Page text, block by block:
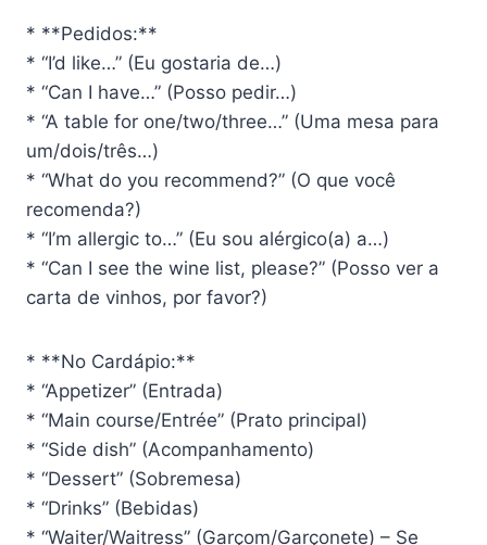
* **Pedidos:**
* “I’d like…” (Eu gostaria de…)
* “Can I have…” (Posso pedir…)
* “A table for one/two/three…” (Uma mesa para
um/dois/três…)
* “What do you recommend?” (O que você
recomenda?)
* “I’m allergic to…” (Eu sou alérgico(a) a…)
* “Can I see the wine list, please?” (Posso ver a
carta de vinhos, por favor?)
* **No Cardápio:**
* “Appetizer” (Entrada)
* “Main course/Entrée” (Prato principal)
* “Side dish” (Acompanhamento)
* “Dessert” (Sobremesa)
* “Drinks” (Bebidas)
* “Waiter/Waitress” (Garçom/Garçonete) – Se